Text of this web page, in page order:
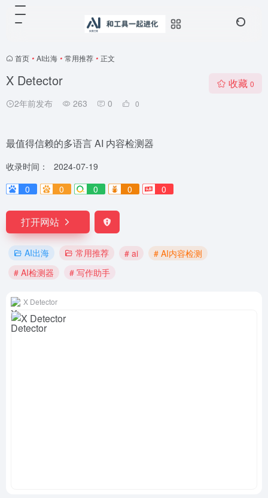
首页 • AI出海 • 常用推荐 • 正文
X Detector
2年前发布 263 0 0
收藏 0
最值得信赖的多语言 AI 内容检测器
收录时间：
2024-07-19
0
0 0 0 0
打开网站
AI出海 常用推荐 # ai
# AI内容检测
# AI检测器
# 写作助手
X Detector